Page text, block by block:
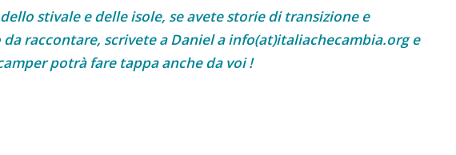
stivale e delle isole, se avete storie di transizione e
raccontare, scrivete a Daniel a info(at)italiachecambia.org e
potrà fare tappa anche da voi !